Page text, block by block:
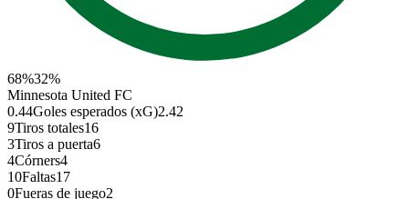
68%32%
Minnesota United FC
0.44Goles esperados (xG)2.42
9Tiros totales16
3Tiros a puerta6
4Córners4
10Faltas17
0Fueras de juego2